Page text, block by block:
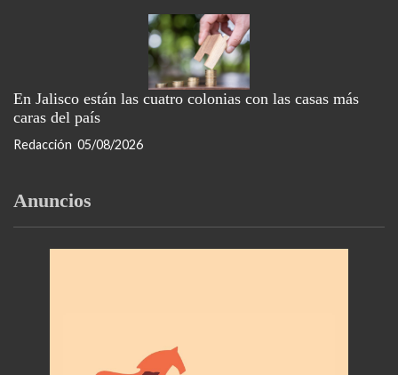
En Jalisco están las cuatro colonias con las casas más
caras del país
Redacción 05/08/2026
Anuncios